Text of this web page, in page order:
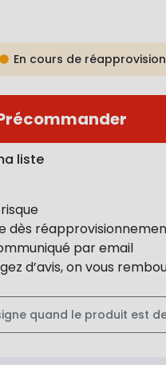
En cours de
liste
dès
par email
d’avis, on vous
quand le produit est